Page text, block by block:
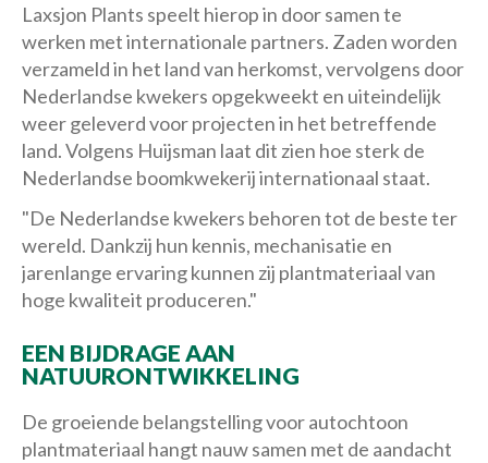
Laxsjon Plants speelt hierop in door samen te
werken met internationale partners. Zaden worden
verzameld in het land van herkomst, vervolgens door
Nederlandse kwekers opgekweekt en uiteindelijk
weer geleverd voor projecten in het betreffende
land. Volgens Huijsman laat dit zien hoe sterk de
Nederlandse boomkwekerij internationaal staat.
"De Nederlandse kwekers behoren tot de beste ter
wereld. Dankzij hun kennis, mechanisatie en
jarenlange ervaring kunnen zij plantmateriaal van
hoge kwaliteit produceren."
EEN BIJDRAGE AAN
NATUURONTWIKKELING
De groeiende belangstelling voor autochtoon
plantmateriaal hangt nauw samen met de aandacht